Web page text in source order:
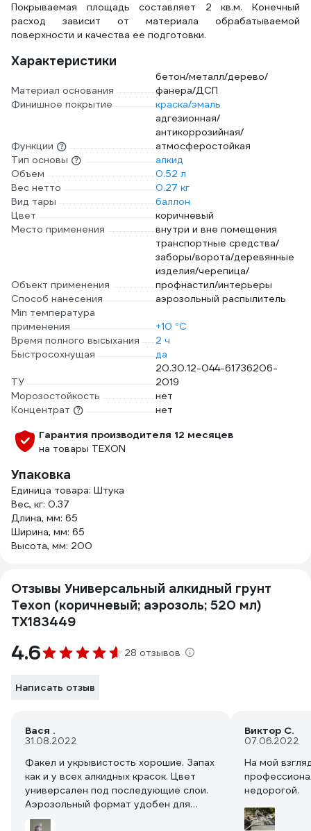
Покрываемая площадь составляет 2 кв.м. Конечный
расход зависит от материала обрабатываемой
поверхности и качества ее подготовки.
Характеристики
Материал основания
бетон/металл/дерево/
фанера/ДСП
Финишное покрытие
краска/эмаль
Функции
адгезионная/
антикоррозийная/
атмосферостойкая
Тип основы
алкид
Объем
0.52 л
Вес нетто
0.27 кг
Вид тары
баллон
Цвет
коричневый
Место применения
внутри и вне помещения
Объект применения
транспортные средства/
заборы/ворота/деревянные
изделия/черепица/
профнастил/интерьеры
Способ нанесения
аэрозольный распылитель
Min температура
применения
+10 °С
Время полного высыхания
2 ч
Быстросохнущая
да
ТУ
20.30.12-044-61736206-
2019
Морозостойкость
нет
Концентрат
нет
Гарантия производителя 12 месяцев
на товары TEXON
Упаковка
Единица товара: Штука
Вес, кг: 0.37
Длина, мм: 65
Ширина, мм: 65
Высота, мм: 200
Отзывы Универсальный алкидный грунт
Texon (коричневый; аэрозоль; 520 мл)
ТХ183449
4.6 28 отзывов
Написать отзыв
Вася .
31.08.2022
Факел и укрывистость хорошие. Запах
как и у всех алкидных красок. Цвет
универсален под последующие слои.
Аэрозольный формат удобен для
сложных форм и труднодостурных
Виктор С.
07.06.2022
На мой
недорогой.